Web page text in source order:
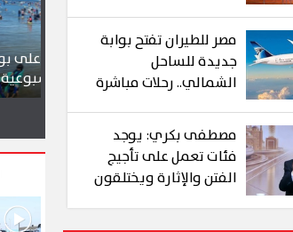
العلاقات الثنائية في
شتى المجالات
مصر للطيران تفتح بوابة
جديدة للساحل
الشمالي.. رحلات مباشرة
أغسطس الجاري
مصطفى بكري: يوجد
فئات تعمل على تأجيج
الفتن والإثارة ويختلقون
آلاف الزائرين يتدفقون على بورسعيد
وبورفؤاد في عطلة أسبوعية استثنائية